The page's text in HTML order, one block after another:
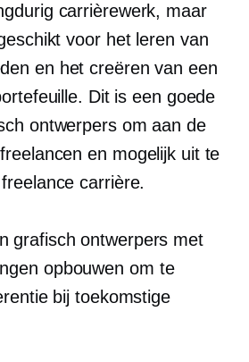
carrièrewerk, maar
voor het leren van
en het creëren van een
Dit is een goede
ontwerpers om aan de
en mogelijk uit te
carrière.
grafisch ontwerpers met
opbouwen om te
bij toekomstige